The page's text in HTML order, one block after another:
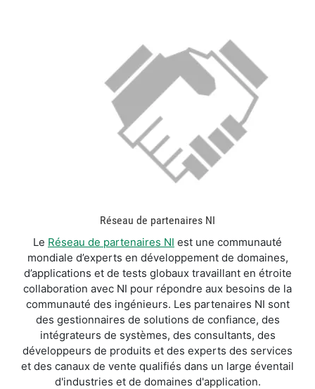
Réseau de partenaires NI
Le Réseau de partenaires NI est une communauté
mondiale d’experts en développement de domaines,
d’applications et de tests globaux travaillant en étroite
collaboration avec NI pour répondre aux besoins de la
communauté des ingénieurs. Les partenaires NI sont
des gestionnaires de solutions de confiance, des
intégrateurs de systèmes, des consultants, des
développeurs de produits et des experts des services
et des canaux de vente qualifiés dans un large éventail
d'industries et de domaines d'application.